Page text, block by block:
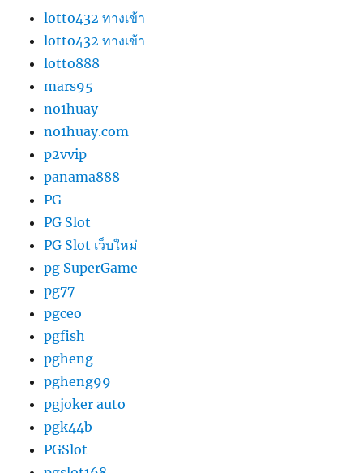
lotto432 ทางเข้า
lotto432 ทางเข้า
lotto888
mars95
no1huay
no1huay.com
p2vvip
panama888
PG
PG Slot
PG Slot เว็บใหม่
pg SuperGame
pg77
pgceo
pgfish
pgheng
pgheng99
pgjoker auto
pgk44b
PGSlot